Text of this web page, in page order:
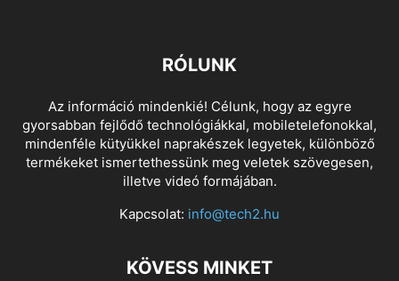
RÓLUNK
Az információ mindenkié! Célunk, hogy az egyre
gyorsabban fejlődő technológiákkal, mobiletelefonokkal,
mindenféle kütyükkel naprakészek legyetek, különböző
termékeket ismertethessünk meg veletek szövegesen,
illetve videó formájában.
Kapcsolat: info@tech2.hu
KÖVESS MINKET